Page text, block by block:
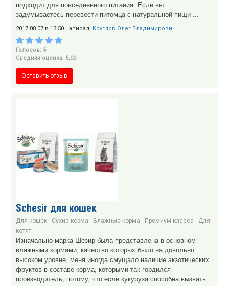
подходит для повседневного питания. Если вы
задумываетесь перевести питомца с натуральной пищи ...
2017.08.07 в 13:50 написал: Круглов Олег Владимирович
Голосов: 5
Средняя оценка: 5,00
Оставить отзыв
Schesir для кошек
Для кошек Сухие корма Влажные корма Премиум класса
Для
котят
Изначально марка Шезир была представлена в основном
влажными кормами, качество которых было на довольно
высоком уровне, меня иногда смущало наличие экзотических
фруктов в составе корма, которыми так гордился
производитель, потому, что если кукуруза способна вызвать